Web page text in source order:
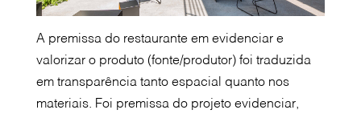
A premissa do restaurante em evidenciar e
valorizar o produto (fonte/produtor) foi traduzida
em transparência tanto espacial quanto nos
materiais. Foi premissa do projeto evidenciar,